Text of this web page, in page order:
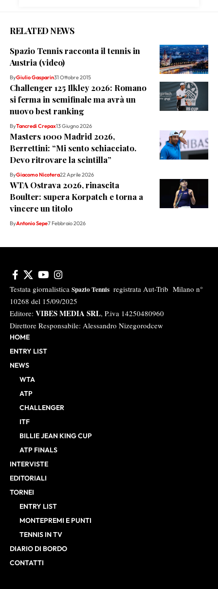
RELATED NEWS
Spazio Tennis racconta il tennis in
Austria (video)
ByGiulio Gasparin31 Ottobre 2015
Challenger 125 Ilkley 2026: Romano
si ferma in semifinale ma avrà un
nuovo best ranking
ByTancredi Crepax13 Giugno 2026
Masters 1000 Madrid 2026,
Berrettini: “Mi sento schiacciato.
Devo ritrovare la scintilla”
ByGiacomo Nicotera22 Aprile 2026
WTA Ostrava 2026, rinascita
Boulter: supera Korpatch e torna a
vincere un titolo
ByAntonio Sepe7 Febbraio 2026
Testata giornalistica Spazio Tennis registrata Aut-Trib Milano n°
10268 del 15/09/2025
Editore: VIBES MEDIA SRL, P.iva 14250480960
Direttore Responsabile: Alessandro Nizegorodcew
HOME
ENTRY LIST
NEWS
WTA
ATP
CHALLENGER
ITF
BILLIE JEAN KING CUP
ATP FINALS
INTERVISTE
EDITORIALI
TORNEI
ENTRY LIST
MONTEPREMI E PUNTI
TENNIS IN TV
DIARIO DI BORDO
CONTATTI